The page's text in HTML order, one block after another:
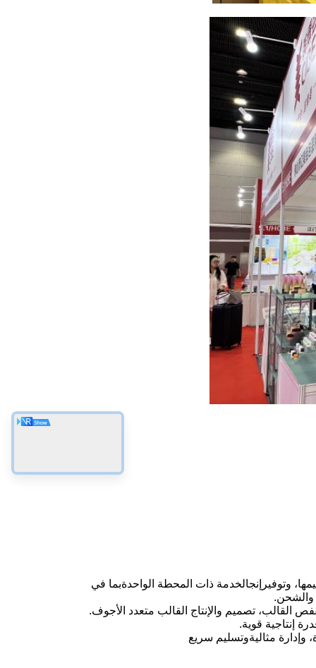
وتوفير إنجالخدمة ذات المحطة الواحدةبما في
والشحن.
القالب، تصميم والإنتاج القالب متعدد الأجوف.
إنتاجية قوية.
مثاليةوتسليم سريع